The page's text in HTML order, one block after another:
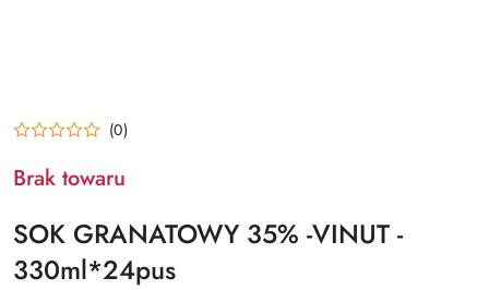
(0)
Brak towaru
SOK GRANATOWY 35% -VINUT -
330ml*24pus